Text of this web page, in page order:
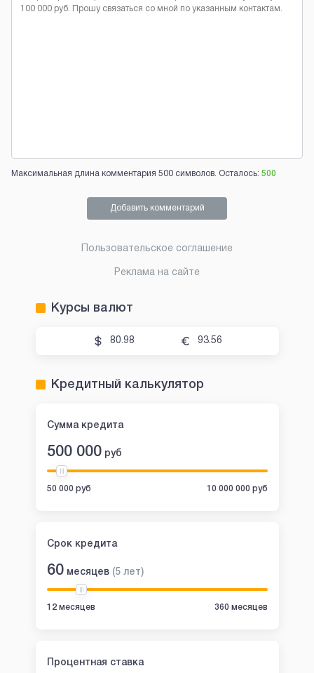
Максимальная длина комментария 500 символов. Осталось: 500
Добавить комментарий
Пользовательское соглашение
Реклама на сайте
Курсы валют
80.98 93.56
Кредитный калькулятор
Сумма кредита
500 000 руб
50 000 руб 10 000 000 руб
Срок кредита
60 месяцев (5 лет)
12 месяцев 360 месяцев
Процентная ставка